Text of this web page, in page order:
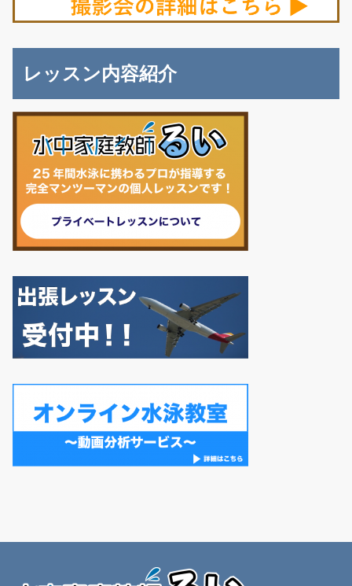
レッスン内容紹介